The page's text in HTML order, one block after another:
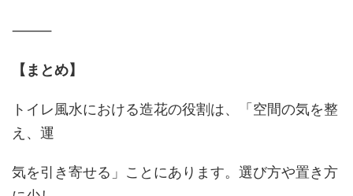
⸻
【まとめ】
トイレ風水における造花の役割は、「空間の気を整
え、運
気を引き寄せる」ことにあります。選び方や置き方